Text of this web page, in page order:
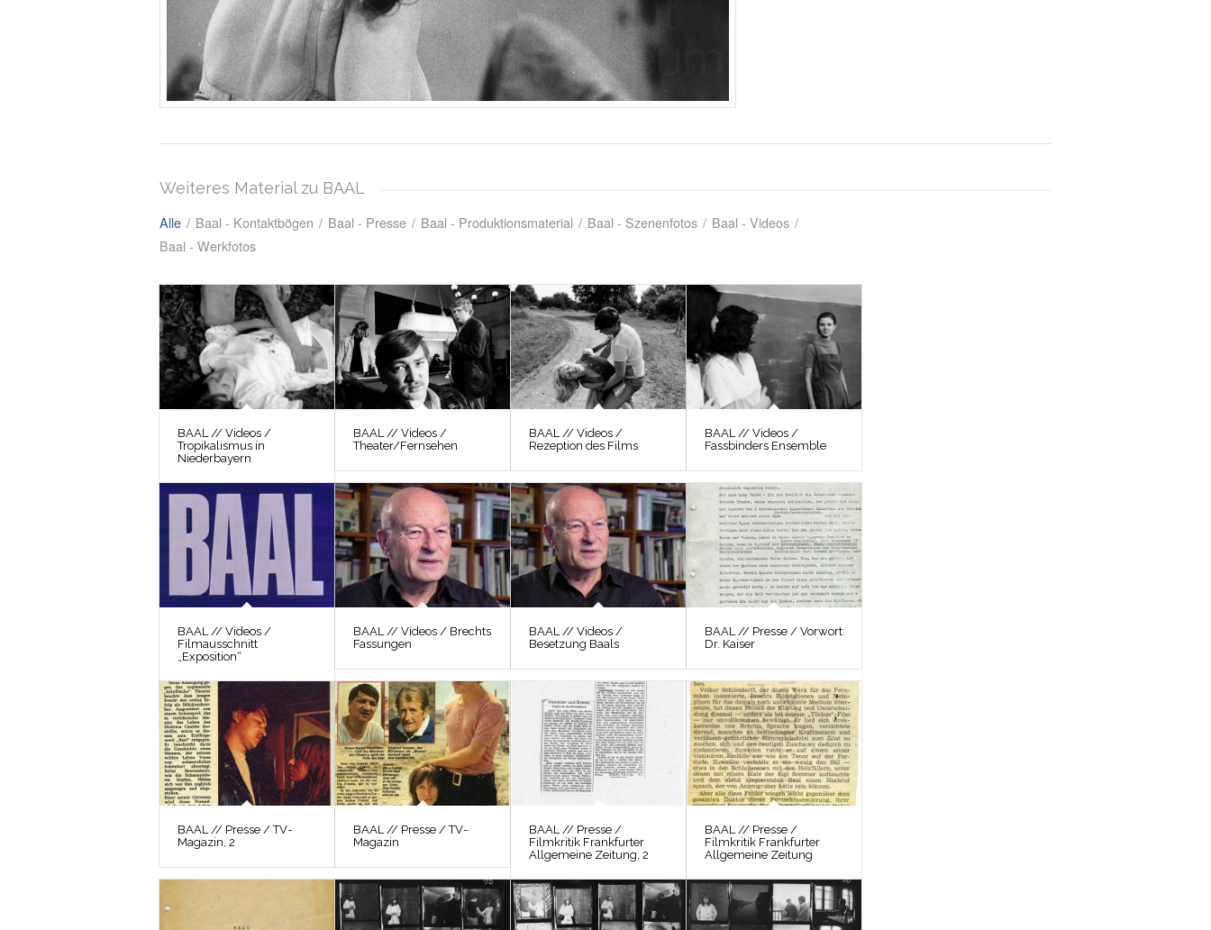
Weiteres Material zu BAAL
Alle / Baal - Kontaktbögen / Baal - Presse / Baal - Produktionsmaterial / Baal - Szenenfotos / Baal - Videos /
Baal - Werkfotos
BAAL // Videos /
Tropikalismus in
Niederbayern
BAAL // Videos /
Theater/Fernsehen
BAAL // Videos /
Rezeption des Films
BAAL // Videos /
Fassbinders Ensemble
BAAL // Videos /
Filmausschnitt
„Exposition“
BAAL // Videos / Brechts
Fassungen
BAAL // Videos /
Besetzung Baals
BAAL // Presse / Vorwort
Dr. Kaiser
BAAL // Presse / TV-
Magazin, 2
BAAL // Presse / TV-
Magazin
BAAL // Presse /
Filmkritik Frankfurter
Allgemeine Zeitung, 2
BAAL // Presse /
Filmkritik Frankfurter
Allgemeine Zeitung